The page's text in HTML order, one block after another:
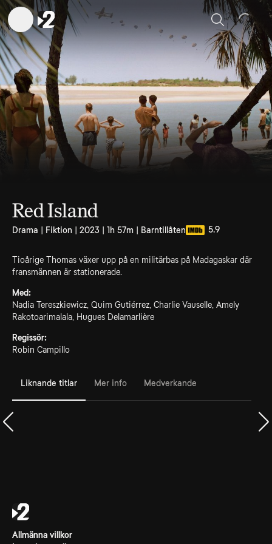
Sök
Red Island
Drama | Fiktion | 2023 | 1h 57m | Barntillåten 5.9
Tioårige Thomas växer upp på en militärbas på Madagaskar där
fransmännen är stationerade.
Med:
Nadia Tereszkiewicz, Quim Gutiérrez, Charlie Vauselle, Amely
Rakotoarimalala, Hugues Delamarlière
Regissör:
Robin Campillo
Liknande titlar Mer info Medverkande
Allmänna villkor